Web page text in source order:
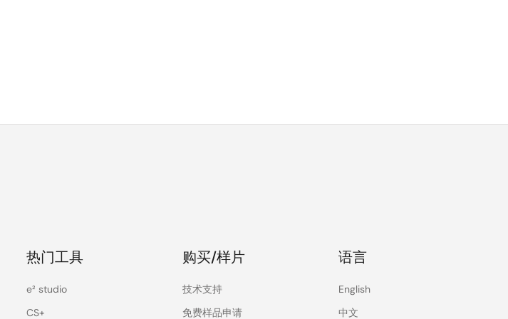
热门工具
e² studio
CS+
购买/样片
技术支持
免费样品申请
语言
English
中文